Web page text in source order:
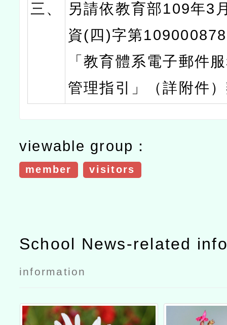
三、
另請依教育部109年3
資(四)字第
「教育體系電子郵件
管理指引」（詳附件
viewable group：
member visitors
School News-related
information